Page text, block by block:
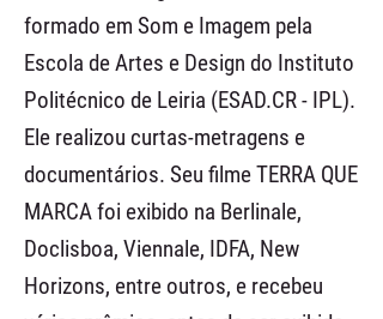
formado em Som e Imagem pela
Escola de Artes e Design do Instituto
Politécnico de Leiria (ESAD.CR - IPL).
Ele realizou curtas-metragens e
documentários. Seu filme TERRA QUE
MARCA foi exibido na Berlinale,
Doclisboa, Viennale, IDFA, New
Horizons, entre outros, e recebeu